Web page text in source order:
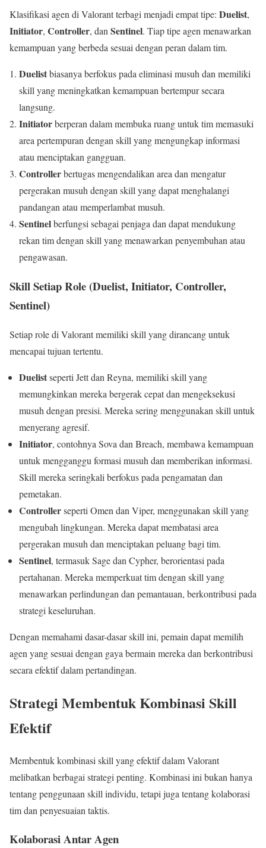
Klasifikasi agen di Valorant terbagi menjadi empat tipe: Duelist,
Initiator, Controller, danSentinel. Tiap tipe agen menawarkan
kemampuan yang berbeda sesuai dengan peran dalam tim.
Duelistbiasanya berfokus pada eliminasi musuh dan memiliki
skill yang meningkatkan kemampuan bertempur secara
langsung.
Initiatorberperan dalam membuka ruang untuk tim memasuki
area pertempuran dengan skill yang mengungkap informasi
atau menciptakan gangguan.
Controllerbertugas mengendalikan area dan mengatur
pergerakan musuh dengan skill yang dapat menghalangi
pandangan atau memperlambat musuh.
Sentinelberfungsi sebagai penjaga dan dapat mendukung
rekan tim dengan skill yang menawarkan penyembuhan atau
pengawasan.
Skill Setiap Role (Duelist, Initiator, Controller,
Sentinel)
Setiap role di Valorant memiliki skill yang dirancang untuk
mencapai tujuan tertentu.
Duelistseperti Jett dan Reyna, memiliki skill yang
memungkinkan mereka bergerak cepat dan mengeksekusi
musuh dengan presisi. Mereka sering menggunakan skill untuk
menyerang agresif.
Initiator, contohnya Sova dan Breach, membawa kemampuan
untuk mengganggu formasi musuh dan memberikan informasi.
Skill mereka seringkali berfokus pada pengamatan dan
pemetakan.
Controllerseperti Omen dan Viper, menggunakan skill yang
mengubah lingkungan. Mereka dapat membatasi area
pergerakan musuh dan menciptakan peluang bagi tim.
Sentinel, termasuk Sage dan Cypher, berorientasi pada
pertahanan. Mereka memperkuat tim dengan skill yang
menawarkan perlindungan dan pemantauan, berkontribusi pada
strategi keseluruhan.
Dengan memahami dasar-dasar skill ini, pemain dapat memilih
agen yang sesuai dengan gaya bermain mereka dan berkontribusi
secara efektif dalam pertandingan.
Strategi Membentuk Kombinasi Skill
Efektif
Membentuk kombinasi skill yang efektif dalam Valorant
melibatkan berbagai strategi penting. Kombinasi ini bukan hanya
tentang penggunaan skill individu, tetapi juga tentang kolaborasi
tim dan penyesuaian taktis.
Kolaborasi Antar Agen